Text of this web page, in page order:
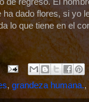
ha dado flores, si yo
lo que tiene en el
, grandeza humana.,